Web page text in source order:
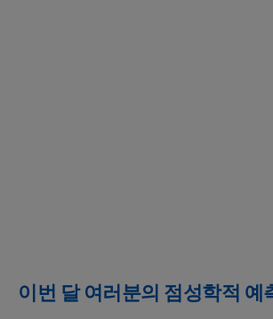
이번 달 여러분의 점성학적 예